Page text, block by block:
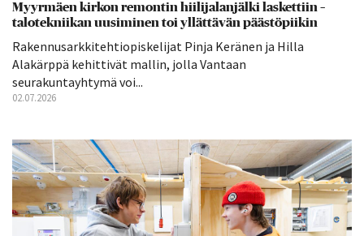
Myyrmäen kirkon remontin hiilijalanjälki laskettiin –
talotekniikan uusiminen toi yllättävän päästöpiikin
Rakennusarkkitehtiopiskelijat Pinja Keränen ja Hilla
Alakärppä kehittivät mallin, jolla Vantaan
seurakuntayhtymä voi...
02.07.2026